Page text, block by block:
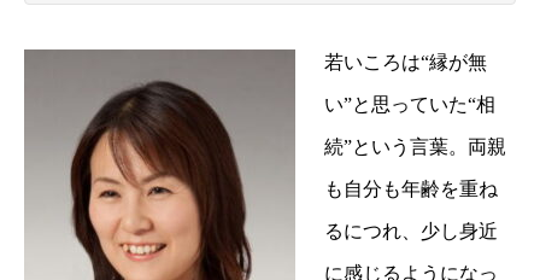
若いころは“縁が無
い”と思っていた“相
続”という言葉。両親
も自分も年齢を重ね
るにつれ、少し身近
に感じるようになっ